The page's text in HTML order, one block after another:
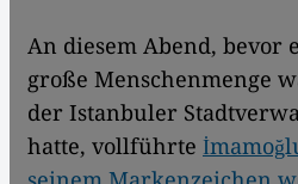
An diesem Abend, bevor
große Menschenmenge
der Istanbuler
hatte, vollführte